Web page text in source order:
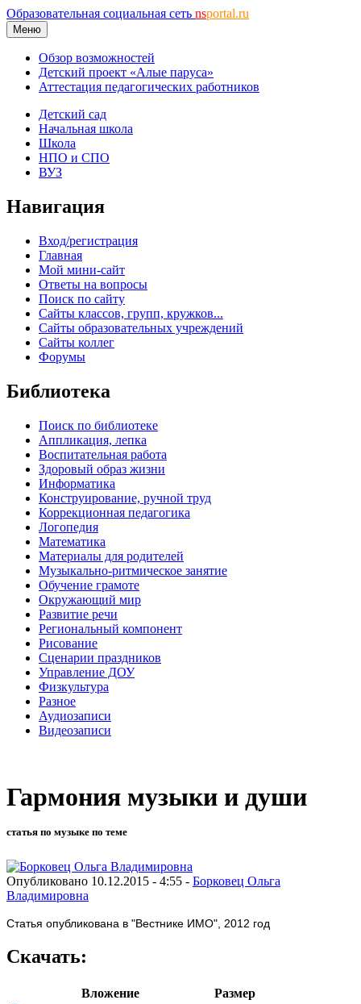
Образовательная социальная сеть nsportal.ru
Меню
Обзор возможностей
Детский проект «Алые паруса»
Аттестация педагогических работников
Детский сад
Начальная школа
Школа
НПО и СПО
ВУЗ
Навигация
Вход/регистрация
Главная
Мой мини-сайт
Ответы на вопросы
Поиск по сайту
Сайты классов, групп, кружков...
Сайты образовательных учреждений
Сайты коллег
Форумы
Библиотека
Поиск по библиотеке
Аппликация, лепка
Воспитательная работа
Здоровый образ жизни
Информатика
Конструирование, ручной труд
Коррекционная педагогика
Логопедия
Математика
Материалы для родителей
Музыкально-ритмическое занятие
Обучение грамоте
Окружающий мир
Развитие речи
Региональный компонент
Рисование
Сценарии праздников
Управление ДОУ
Физкультура
Разное
Аудиозаписи
Видеозаписи
Гармония музыки и души
статья по музыке по теме
Опубликовано 10.12.2015 - 4:55 - Борковец Ольга
Владимировна
Статья опубликована в "Вестнике ИМО", 2012 год
Скачать:
Вложение
Размер